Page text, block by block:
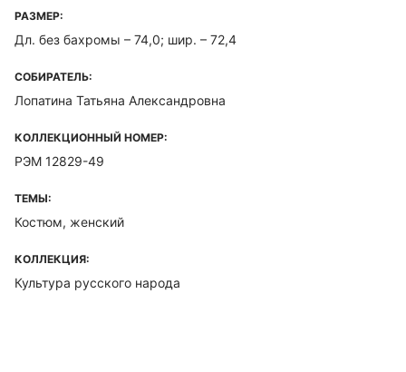
РАЗМЕР:
Дл. без бахромы – 74,0; шир. – 72,4
СОБИРАТЕЛЬ:
Лопатина Татьяна Александровна
КОЛЛЕКЦИОННЫЙ НОМЕР:
РЭМ 12829-49
ТЕМЫ:
Костюм, женский
КОЛЛЕКЦИЯ:
Культура русского народа